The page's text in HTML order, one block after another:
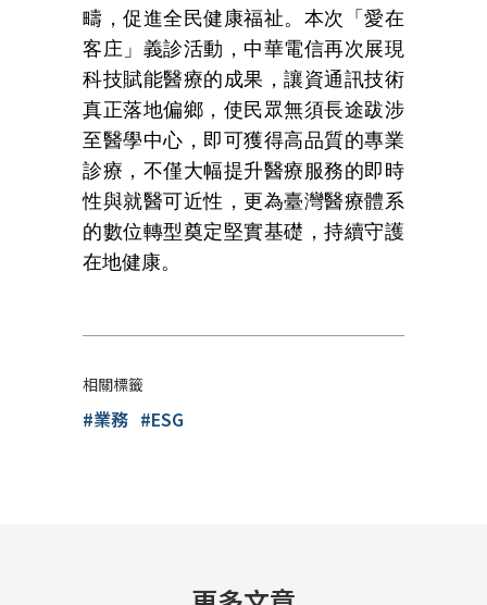
疇，促進全民健康福祉。本次「愛在
客庄」義診活動，中華電信再次展現
科技賦能醫療的成果，讓資通訊技術
真正落地偏鄉，使民眾無須長途跋涉
至醫學中心，即可獲得高品質的專業
診療，不僅大幅提升醫療服務的即時
性與就醫可近性，更為臺灣醫療體系
的數位轉型奠定堅實基礎，持續守護
在地健康。
相關標籤
#業務 #ESG